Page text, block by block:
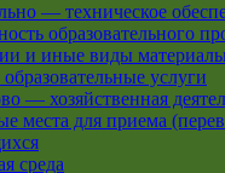
— техническое
образовательного
и иные виды
услуги
— хозяйственная
места для приема
среда